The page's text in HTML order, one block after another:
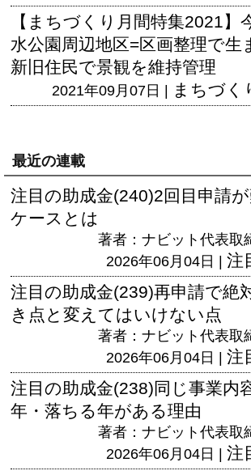
【まちづくり月間特集2021】
水公園周辺地区=区画整理で生
新旧住民で景観を維持管理
2021年09月07日 | まちづく
最近の連載
注目の助成金(240)2回目申請
ケースとは
著者：ナビット代表取
2026年06月04日 | 注
注目の助成金(239)再申請で絶
き点と変えてはいけない点
著者：ナビット代表取
2026年06月04日 | 注
注目の助成金(238)同じ事業内
年・落ちる年がある理由
著者：ナビット代表取
2026年06月04日 | 注